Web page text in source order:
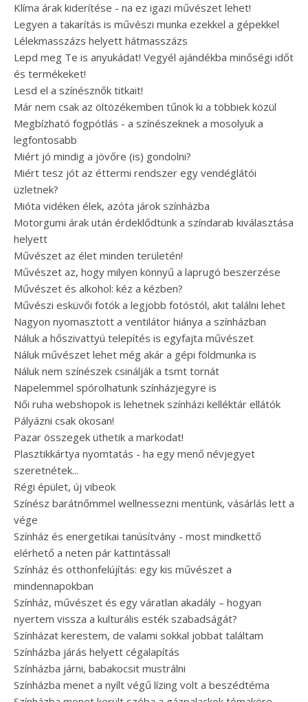
Klíma árak kiderítése - na ez igazi művészet lehet!
Legyen a takarítás is művészi munka ezekkel a gépekkel
Lélekmasszázs helyett hátmasszázs
Lepd meg Te is anyukádat! Vegyél ajándékba minőségi időt
és termékeket!
Lesd el a színésznők titkait!
Már nem csak az öltözékemben tűnök ki a többiek közül
Megbízható fogpótlás - a színészeknek a mosolyuk a
legfontosabb
Miért jó mindig a jövőre (is) gondolni?
Miért tesz jót az éttermi rendszer egy vendéglátói
üzletnek?
Mióta vidéken élek, azóta járok színházba
Motorgumi árak után érdeklődtünk a színdarab kiválasztása
helyett
Művészet az élet minden területén!
Művészet az, hogy milyen könnyű a laprugó beszerzése
Művészet és alkohol: kéz a kézben?
Művészi esküvői fotók a legjobb fotóstól, akit találni lehet
Nagyon nyomasztott a ventilátor hiánya a színházban
Náluk a hőszivattyú telepítés is egyfajta művészet
Náluk művészet lehet még akár a gépi földmunka is
Náluk nem színészek csinálják a tsmt tornát
Napelemmel spórolhatunk színházjegyre is
Női ruha webshopok is lehetnek színházi kelléktár ellátók
Pályázni csak okosan!
Pazar összegek üthetik a markodat!
Plasztikkártya nyomtatás - ha egy menő névjegyet
szeretnétek...
Régi épület, új vibeok
Színész barátnőmmel wellnessezni mentünk, vásárlás lett a
vége
Színház és energetikai tanúsítvány - most mindkettő
elérhető a neten pár kattintással!
Színház és otthonfelújítás: egy kis művészet a
mindennapokban
Színház, művészet és egy váratlan akadály – hogyan
nyertem vissza a kulturális esték szabadságát?
Színházat kerestem, de valami sokkal jobbat találtam
Színházba járás helyett cégalapítás
Színházba járni, babakocsit mustrálni
Színházba menet a nyílt végű lízing volt a beszédtéma